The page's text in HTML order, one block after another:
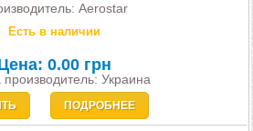
Aerostar
Есть в наличии
0.00 грн
Украина
ПОДРОБНЕЕ